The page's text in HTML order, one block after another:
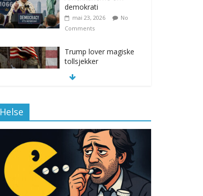
demokrati
mai 23, 2026
No
Comments
Trump lover magiske
tollsjekker
No Comments
klimakrisen i Norge
november 12, 2025
No Comments
Drone stopper
flytrafikken i Stockholm,
ekspert mistenker MDG
Helse